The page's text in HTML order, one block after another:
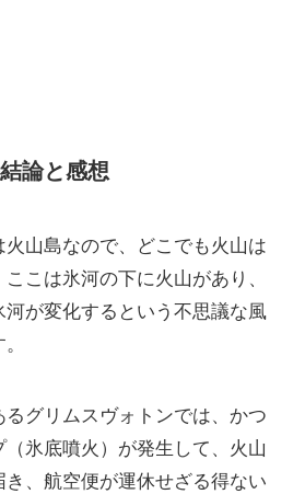
論と感想
山島なので、どこでも火山は
こは氷河の下に火山があり、
が変化するという不思議な風
グリムスヴォトンでは、かつ
氷底噴火）が発生して、火山
、航空便が運休せざる得ない